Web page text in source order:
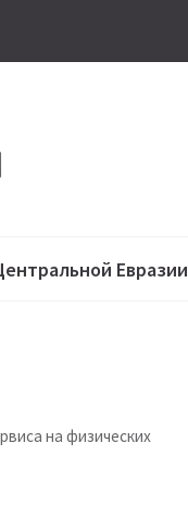
Евразии
на физических